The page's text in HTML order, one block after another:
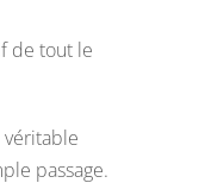
de tout le
passage.